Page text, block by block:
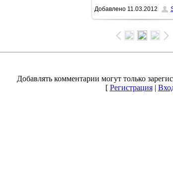
1600x1074/ 233.7Kb
Добавлено 11.03.2012
Добавлять комментарии могут только
[ Регистрация|